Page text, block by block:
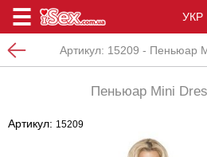
УКР
Артикул: 15209 - Пеньюар
Пеньюар Mini
Артикул: 15209